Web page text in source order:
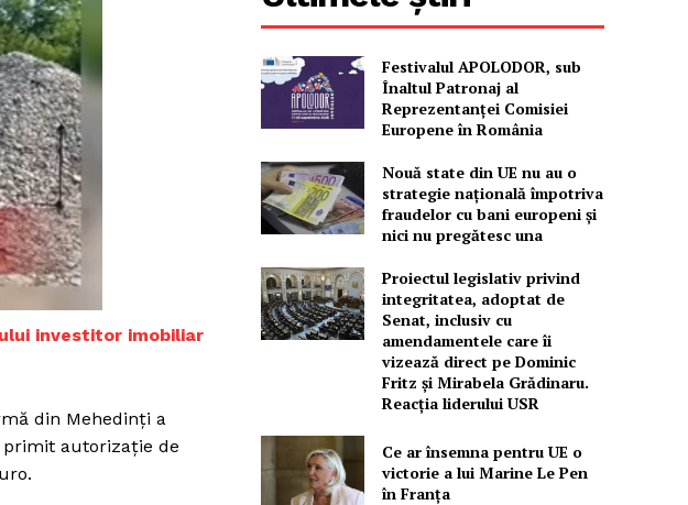
investitor imobiliar
din Mehedinți a
primit autorizație de
Festivalul APOLODOR, sub
Înaltul Patronaj al
Reprezentanței Comisiei
Europene în România
Nouă state din UE nu au o
strategie națională împotriva
fraudelor cu bani europeni și
nici nu pregătesc una
Proiectul legislativ privind
integritatea, adoptat de
Senat, inclusiv cu
amendamentele care îi
vizează direct pe Dominic
Fritz și Mirabela Grădinaru.
Reacția liderului USR
Ce ar însemna pentru UE o
victorie a lui Marine Le Pen
în Franța